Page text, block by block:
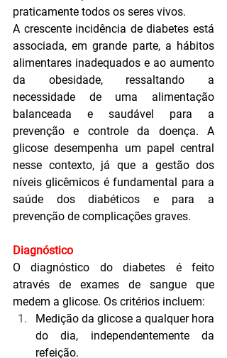
praticamente todos os seres vivos.
A crescente incidência de diabetes está
associada, em grande parte, a hábitos
alimentares inadequados e ao aumento
da obesidade, ressaltando a
necessidade de uma alimentação
balanceada e saudável para a
prevenção e controle da doença. A
glicose desempenha um papel central
nesse contexto, já que a gestão dos
níveis glicêmicos é fundamental para a
saúde dos diabéticos e para a
prevenção de complicações graves.
Diagnóstico
O diagnóstico do diabetes é feito
através de exames de sangue que
medem a glicose. Os critérios incluem:
Medição da glicose a qualquer hora
do dia, independentemente da
refeição.